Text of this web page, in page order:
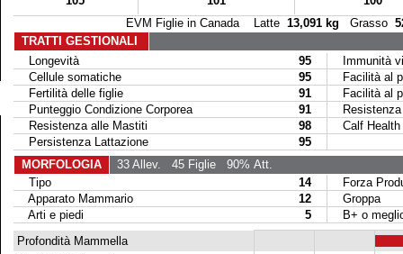
EVM Figlie in Canada Latte 13,091 kg Grasso
TRATTI GESTIONALI
Longevità
95
Immunità
Cellule somatiche
95
Facilità al
Fertilità delle figlie
91
Facilità al
Punteggio Condizione Corporea
91
Resistenza
Resistenza alle Mastiti
98
Calf Health
Persistenza Lattazione
95
MORFOLOGIA
33 Allev. 45 Figlie90% Att.
Tipo
14
Forza
Apparato Mammario
12
Groppa
Arti e piedi
5
B+ o
Profondità Mammella